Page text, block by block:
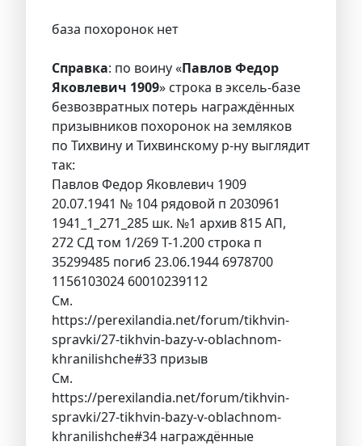
база похоронок нет
Справка: по воину «Павлов Федор
Яковлевич 1909» строка в эксель-базе
безвозвратных потерь награждённых
призывников похоронок на земляков
по Тихвину и Тихвинскому р-ну выглядит
так:
Павлов Федор Яковлевич 1909
20.07.1941 № 104 рядовой п 2030961
1941_1_271_285 шк. №1 архив 815 АП,
272 СД том 1/269 Т-1.200 строка п
35299485 погиб 23.06.1944 6978700
1156103024 60010239112
См.
https://perexilandia.net/forum/tikhvin-
spravki/27-tikhvin-bazy-v-oblachnom-
khranilishche#33 призыв
См.
https://perexilandia.net/forum/tikhvin-
spravki/27-tikhvin-bazy-v-oblachnom-
khranilishche#34 награждённые